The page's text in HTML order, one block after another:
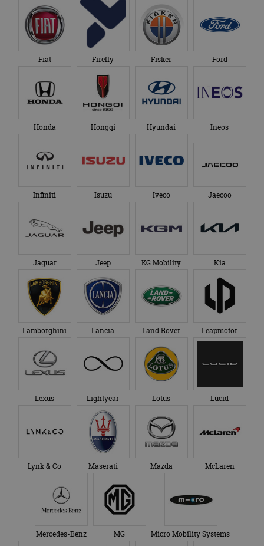
Fiat Firefly Fisker Ford
Honda Hongqi Hyundai Ineos
Infiniti Isuzu Iveco Jaecoo
Jaguar Jeep KG Mobility Kia
Lamborghini Lancia Land Rover Leapmotor
Lexus Lightyear Lotus Lucid
Lynk & Co Maserati Mazda McLaren
Mercedes-Benz MG Micro Mobility Systems